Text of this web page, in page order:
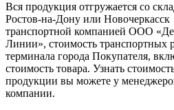
Вся продукция отгружается со
Ростов-на-Дону или Новочеркасск
транспортной компанией ООО
Линии», стоимость транспортных
терминала города Покупателя,
стоимость товара. Узнать
продукции вы можете у
компании.